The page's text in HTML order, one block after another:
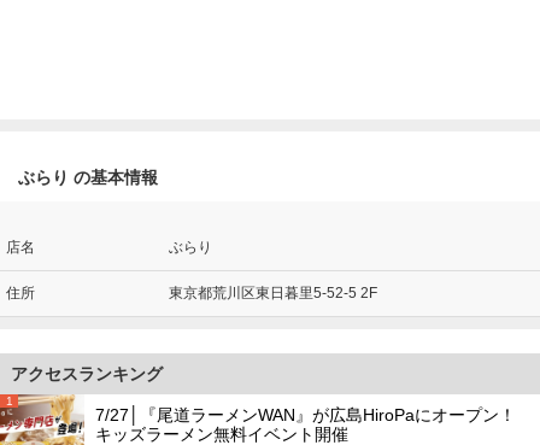
ぶらり の基本情報
店名 ぶらり
住所 東京都荒川区東日暮里5-52-5 2F
アクセスランキング
1
7/27│『尾道ラーメンWAN』が広島HiroPaにオープン！
キッズラーメン無料イベント開催